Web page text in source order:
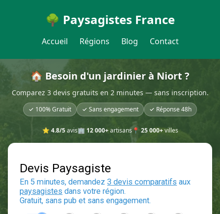
🌳 Paysagistes France
Accueil Régions Blog Contact
🏠 Besoin d'un jardinier à Niort ?
Comparez 3 devis gratuits en 2 minutes — sans inscription.
✓ 100% Gratuit ✓ Sans engagement ✓ Réponse 48h
⭐ 4.8/5avis🏢 12 000+artisans📍 25 000+villes
Devis Paysagiste